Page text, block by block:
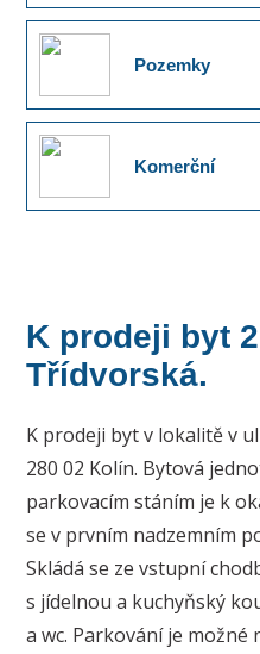
Pozemky
Komerční
K prodeji byt
Třídvorská.
K prodeji byt v lokalitě v
280 02 Kolín. Bytová
parkovacím stáním je k
se v prvním nadzemním
Skládá se ze vstupní
s jídelnou a kuchyňský
a wc. Parkování je možné